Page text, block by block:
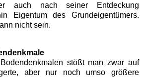
auch nach seiner Entdeckung
Eigentum des Grundeigentümers.
nicht sein.
stößt man zwar auf
aber nur noch umso größere